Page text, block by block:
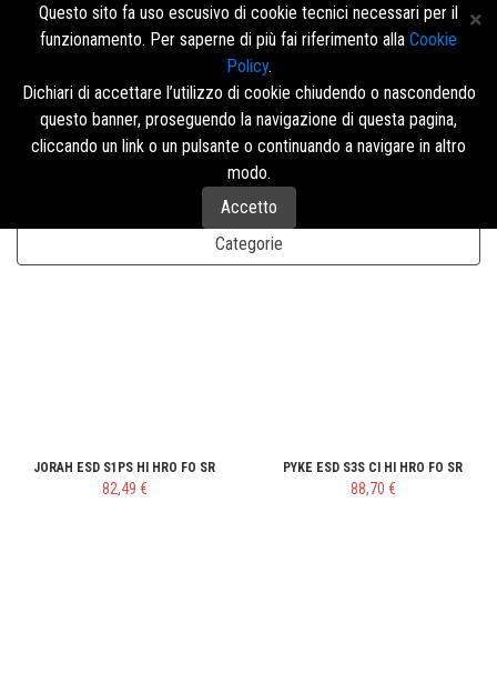
Menù
Categorie
JORAH ESD S1PS HI HRO FO SR
82,49 €
PYKE ESD S3S CI HI HRO FO SR
88,70 €
Questo sito fa uso escusivo di cookie tecnici necessari per il
funzionamento. Per saperne di più fai riferimento alla Cookie
Policy.
Dichiari di accettare l’utilizzo di cookie chiudendo o nascondendo
questo banner, proseguendo la navigazione di questa pagina,
cliccando un link o un pulsante o continuando a navigare in altro
modo.
Accetto